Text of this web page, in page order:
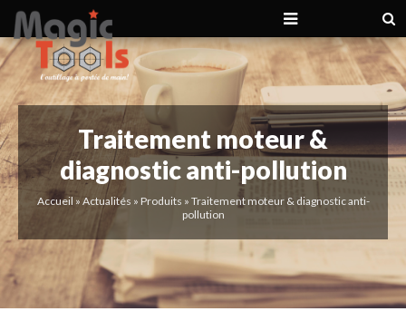
Traitement moteur &
diagnostic anti-pollution
Accueil » Actualités » Produits » Traitement moteur & diagnostic anti-
pollution